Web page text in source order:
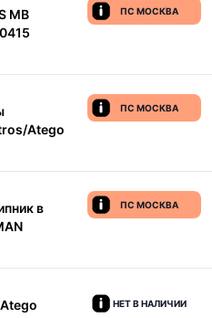
MB
ПС МОСКВА
Atego
ПС МОСКВА
в
ПС МОСКВА
НЕТ В НАЛИЧИИ